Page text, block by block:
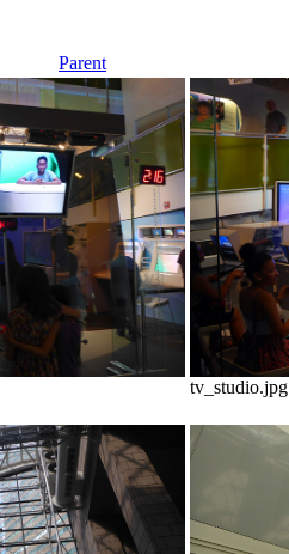
Parent
tv_studio.jpg